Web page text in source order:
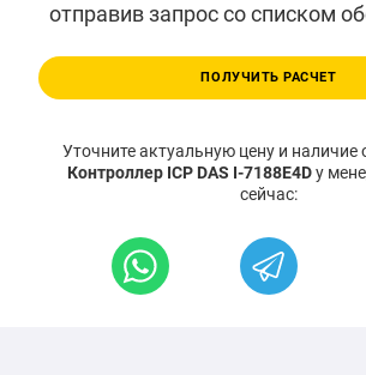
отправив запрос со списком
ПОЛУЧИТЬ РАСЧЕТ
Уточните актуальную цену и наличие
Контроллер ICP DAS I-7188E4Dу
сейчас: